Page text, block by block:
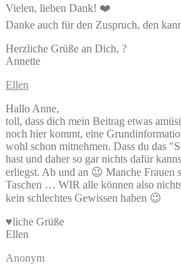
Vielen, lieben Dank! ❤️
Danke auch für den Zuspruch, den
Herzliche Grüße an Dich, ?
Annette
Ellen
Hallo Anne,
toll, dass dich mein Beitrag etwas
noch hier kommt, eine
wohl schon mitnehmen. Dass du das
hast und daher so gar nichts dafür
erliegst. Ab und an 😉 Manche Frauen
Taschen … WIR alle können also
kein schlechtes Gewissen haben 😉
♥liche Grüße
Ellen
Anonym